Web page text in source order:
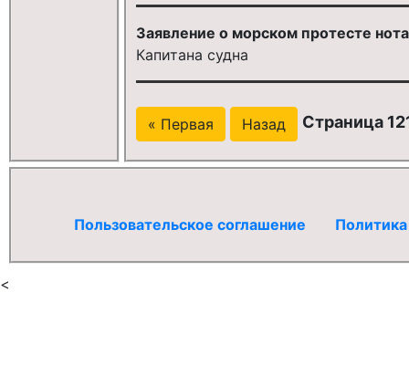
Заявление о морском протесте
Капитана судна
« Первая Назад Страница
Пользовательское соглашение
<